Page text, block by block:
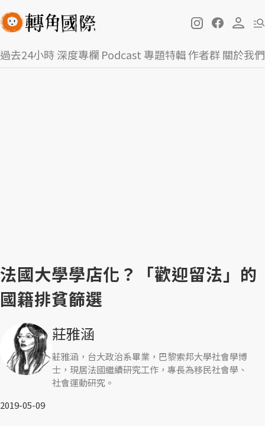
過去24小時深度專欄 Podcast 專題特輯作者群關於我們
法國大學學店化？「歡迎留法」的
國籍排貧篩選
莊雅涵
莊雅涵，台大政治系畢業，巴黎索邦大學社會學博
士，現居法國繼續研究工作，專長為移民社會學、
社會運動研究。
2019-05-09